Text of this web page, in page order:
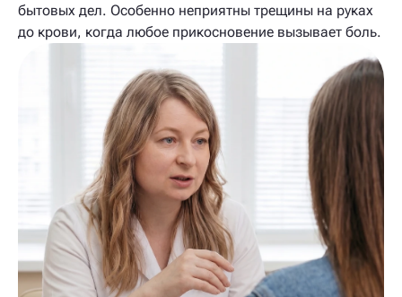
бытовых дел. Особенно неприятны трещины на руках
до крови, когда любое прикосновение вызывает боль.